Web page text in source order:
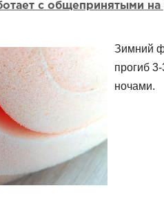
с общепринятыми
Зимний
прогиб
ночами.